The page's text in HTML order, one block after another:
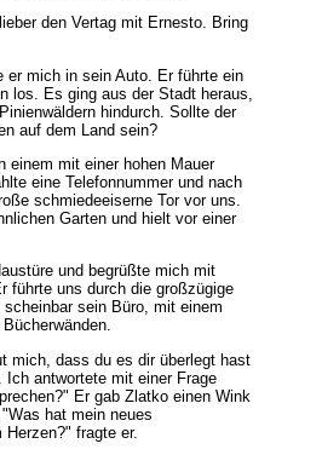
den Vertag mit Ernesto. Bring
er mich in sein Auto. Er führte ein
los. Es ging aus der Stadt heraus,
hindurch. Sollte der
auf dem Land sein?
einem mit einer hohen Mauer
eine Telefonnummer und nach
schmiedeeiserne Tor vor uns.
Garten und hielt vor einer
und begrüßte mich mit
führte uns durch die großzügige
sein Büro, mit einem
mich, dass du es dir überlegt hast
antwortete mit einer Frage
Er gab Zlatko einen Wink
hat mein neues
fragte er.